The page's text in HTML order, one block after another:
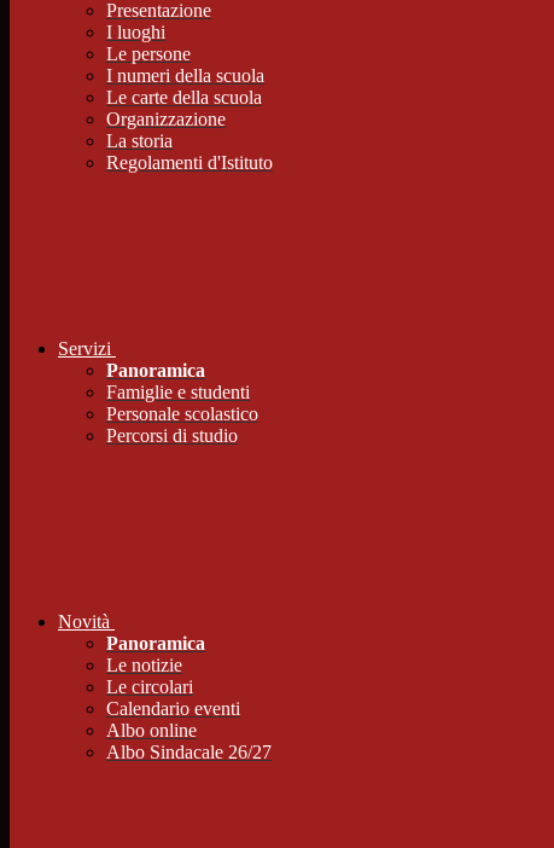
Presentazione
I luoghi
Le persone
I numeri della scuola
Le carte della scuola
Organizzazione
La storia
Regolamenti d'Istituto
Servizi
Panoramica
Famiglie e studenti
Personale scolastico
Percorsi di studio
Novità
Panoramica
Le notizie
Le circolari
Calendario eventi
Albo online
Albo Sindacale 26/27